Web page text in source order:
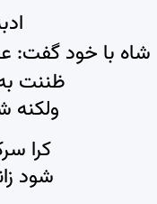
شاه با خود گفت:
ظننت به
کرا
شود